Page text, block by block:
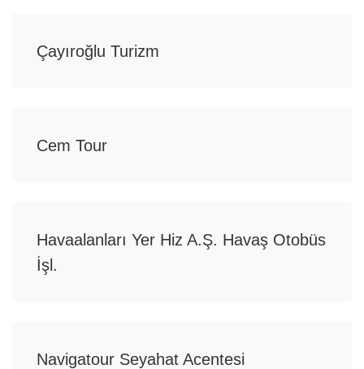
Çayıroğlu Turizm
Cem Tour
Havaalanları Yer Hiz A.Ş. Havaş Otobüs
İşl.
Navigatour Seyahat Acentesi